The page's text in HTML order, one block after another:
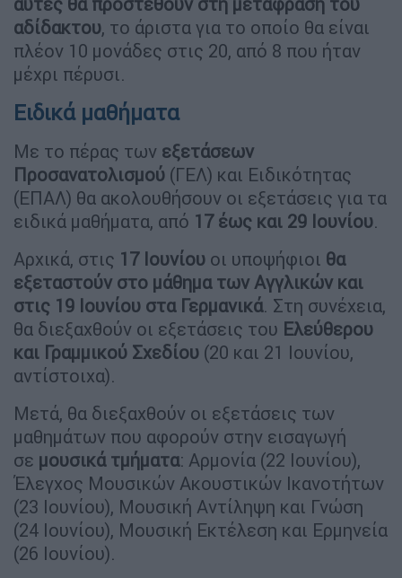
αδίδακτου, το άριστα για το οποίο θα είναι
πλέον 10 μονάδες στις 20, από 8 που ήταν
μέχρι πέρυσι.
Ειδικά μαθήματα
Με το πέρας των εξετάσεων
Προσανατολισμού (ΓΕΛ) και Ειδικότητας
(ΕΠΑΛ) θα ακολουθήσουν οι εξετάσεις για τα
ειδικά μαθήματα, από 17 έως και 29 Ιουνίου.
Αρχικά, στις 17 Ιουνίου οι υποψήφιοι θα
εξεταστούν στο μάθημα των Αγγλικών και
στις 19 Ιουνίου στα Γερμανικά. Στη συνέχεια,
θα διεξαχθούν οι εξετάσεις του Ελεύθερου
και Γραμμικού Σχεδίου (20 και 21 Ιουνίου,
αντίστοιχα).
Μετά, θα διεξαχθούν οι εξετάσεις των
μαθημάτων που αφορούν στην εισαγωγή
σε μουσικά τμήματα: Αρμονία (22 Ιουνίου),
Έλεγχος Μουσικών Ακουστικών Ικανοτήτων
(23 Ιουνίου), Μουσική Αντίληψη και Γνώση
(24 Ιουνίου), Μουσική Εκτέλεση και Ερμηνεία
(26 Ιουνίου).